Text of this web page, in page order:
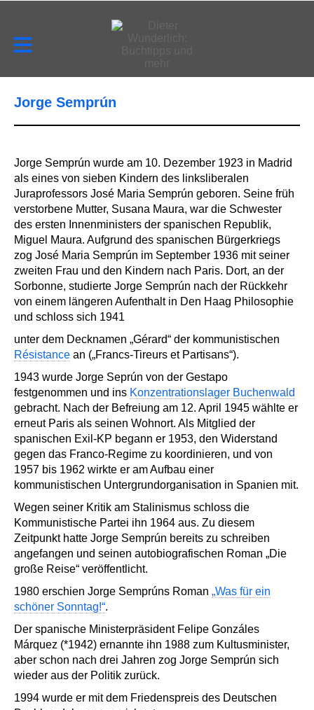
Jorge Semprún
Jorge Semprún wurde am 10. Dezember 1923 in Madrid
als eines von sieben Kindern des linksliberalen
Juraprofessors José Maria Semprún geboren. Seine früh
verstorbene Mutter, Susana Maura, war die Schwester
des ersten Innenministers der spanischen Republik,
Miguel Maura. Aufgrund des spanischen Bürgerkriegs
zog José Maria Semprún im September 1936 mit seiner
zweiten Frau und den Kindern nach Paris. Dort, an der
Sorbonne, studierte Jorge Semprún nach der Rückkehr
von einem längeren Aufenthalt in Den Haag Philosophie
und schloss sich 1941
unter dem Decknamen „Gérard“ der kommunistischen
Résistance an („Francs-Tireurs et Partisans“).
1943 wurde Jorge Seprún von der Gestapo
festgenommen und ins Konzentrationslager Buchenwald
gebracht. Nach der Befreiung am 12. April 1945 wählte er
erneut Paris als seinen Wohnort. Als Mitglied der
spanischen Exil-KP begann er 1953, den Widerstand
gegen das Franco-Regime zu koordinieren, und von
1957 bis 1962 wirkte er am Aufbau einer
kommunistischen Untergrundorganisation in Spanien mit.
Wegen seiner Kritik am Stalinismus schloss die
Kommunistische Partei ihn 1964 aus. Zu diesem
Zeitpunkt hatte Jorge Semprún bereits zu schreiben
angefangen und seinen autobiografischen Roman „Die
große Reise“ veröffentlicht.
1980 erschien Jorge Semprúns Roman „Was für ein
schöner Sonntag!“.
Der spanische Ministerpräsident Felipe Gonzáles
Márquez (*1942) ernannte ihn 1988 zum Kultusminister,
aber schon nach drei Jahren zog Jorge Semprún sich
wieder aus der Politik zurück.
1994 wurde er mit dem Friedenspreis des Deutschen